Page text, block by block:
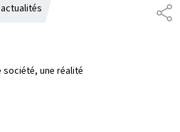
P
A
société, une réalité